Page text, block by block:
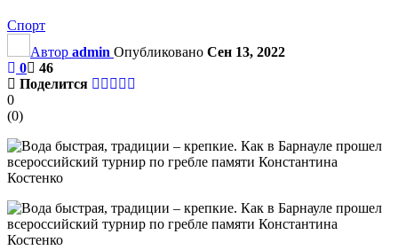
Спорт
Автор admin Опубликовано Сен 13, 2022
0
46
Поделится
0
(0)